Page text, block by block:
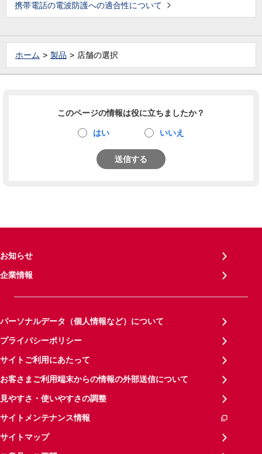
携帯電話の電波防護への適合性について
ホーム 製品 店舗の選択
このページの情報は役に立ちましたか？
はい いいえ
送信する
お知らせ
企業情報
パーソナルデータ（個人情報など）について
プライバシーポリシー
サイトご利用にあたって
お客さまご利用端末からの情報の外部送信について
見やすさ・使いやすさの調整
サイトメンテナンス情報
サイトマップ